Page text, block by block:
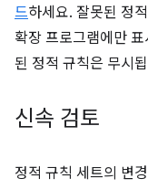
드하세요. 잘못된 정
확장 프로그램에만
된 정적 규칙은 무시
신속 검토
정적 규칙 세트의 변